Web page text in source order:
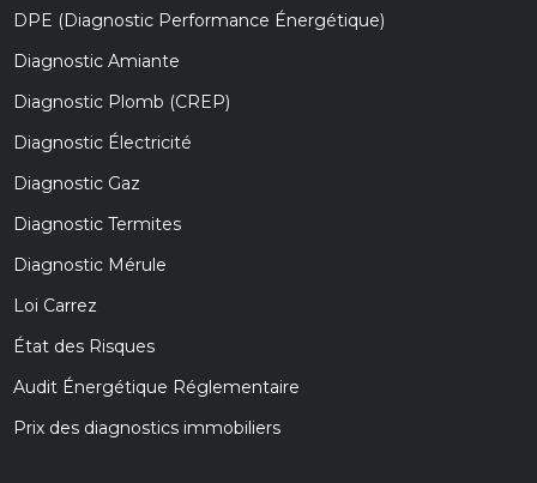
DPE (Diagnostic Performance Énergétique)
Diagnostic Amiante
Diagnostic Plomb (CREP)
Diagnostic Électricité
Diagnostic Gaz
Diagnostic Termites
Diagnostic Mérule
Loi Carrez
État des Risques
Audit Énergétique Réglementaire
Prix des diagnostics immobiliers